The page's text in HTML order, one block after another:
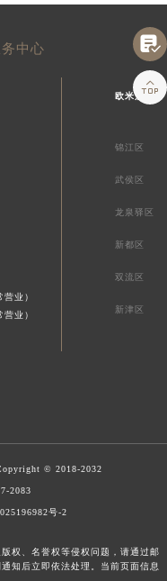
中心
业）
业）
欧米茄成都
锦江区
武侯区
龙泉驿区
新都区
双流区
新津区
© 2018-2032
2083
号-2
权、名誉权等侵权问题，请通过邮
知后立即依法处理。当前页面信息

